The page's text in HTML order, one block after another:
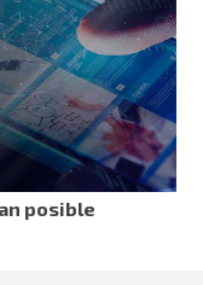
posible